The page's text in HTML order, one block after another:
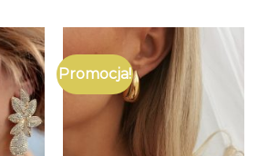
Promocja!